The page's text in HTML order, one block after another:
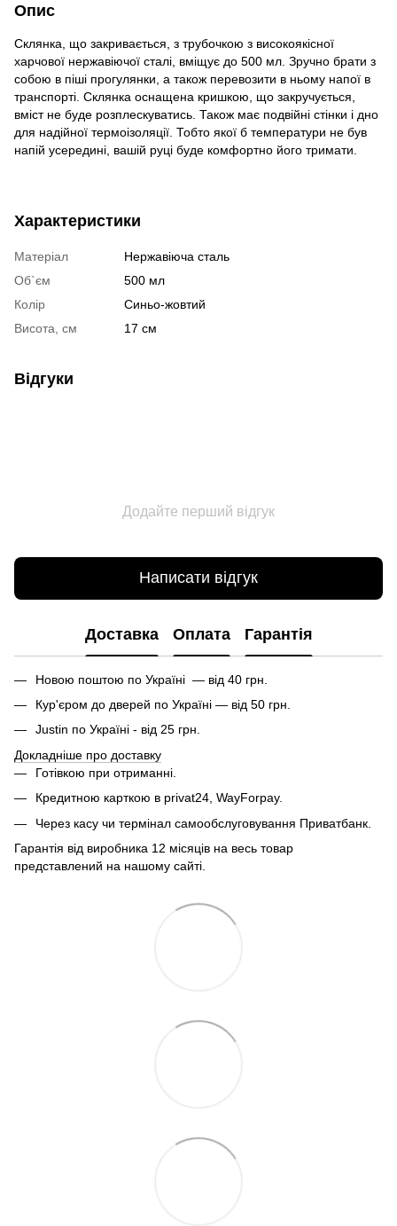
Опис
Склянка, що закривається, з трубочкою з високоякісної
харчової нержавіючої сталі, вміщує до 500 мл. Зручно брати з
собою в піші прогулянки, а також перевозити в ньому напої в
транспорті. Склянка оснащена кришкою, що закручується,
вміст не буде розплескуватись. Також має подвійні стінки і дно
для надійної термоізоляції. Тобто якої б температури не був
напій усередині, вашій руці буде комфортно його тримати.
Характеристики
Матеріал
Нержавіюча сталь
Об`єм
500 мл
Колір
Синьо-жовтий
Висота, см
17 см
Відгуки
Додайте перший відгук
Написати відгук
Доставка Оплата Гарантія
Новою поштою по Україні — від 40 грн.
Кур'єром до дверей по Україні — від 50 грн.
Justin по Україні - від 25 грн.
Докладніше про доставку
Готівкою при отриманні.
Кредитною карткою в privat24, WayForpay.
Через касу чи термінал самообслуговування Приватбанк.
Гарантія від виробника 12 місяців на весь товар
представлений на нашому сайті.